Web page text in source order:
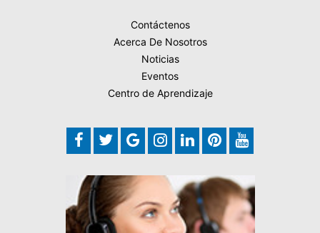
Contáctenos
Acerca De Nosotros
Noticias
Eventos
Centro de Aprendizaje